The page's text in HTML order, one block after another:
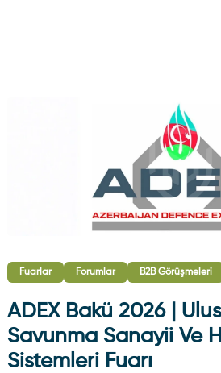
Fuarlar Forumlar B2B Görüşmeleri
ADEX Bakü 2026 |
Savunma Sanayii Ve
Sistemleri Fuarı